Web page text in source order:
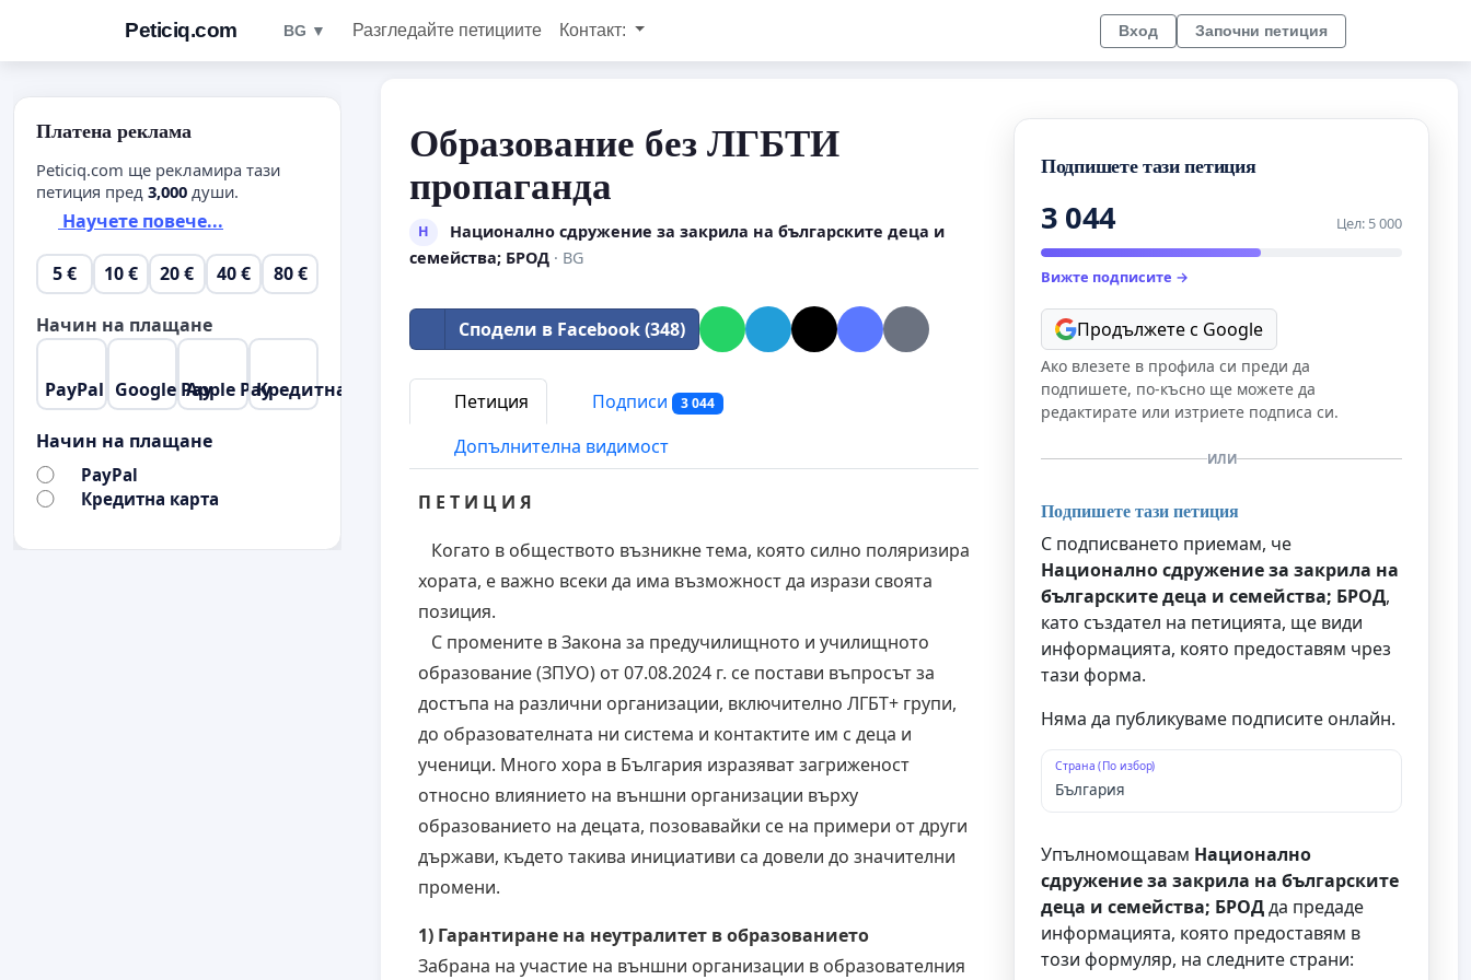
Peticiq.com BG ▼ Разгледайте петициите Контакт: Вход Започни петиция
Образование без ЛГБТИ
пропаганда
Н
Национално сдружение за закрила на българските деца и
семейства; БРОД · BG
Сподели в Facebook (348)
Петиция Подписи 3 044
Допълнителна видимост
П Е Т И Ц И Я
Когато в обществото възникне тема, която силно поляризира
хората, е важно всеки да има възможност да изрази своята
позиция.
С промените в Закона за предучилищното и училищното
образование (ЗПУО) от 07.08.2024 г. се постави въпросът за
достъпа на различни организации, включително ЛГБТ+ групи,
до образователната ни система и контактите им с деца и
ученици. Много хора в България изразяват загриженост
относно влиянието на външни организации върху
образованието на децата, позовавайки се на примери от други
държави, където такива инициативи са довели до значителни
промени.
1) Гарантиране на неутралитет в образованието
Забрана на участие на външни организации в образователния
Подпишете тази петиция
3 044 Цел: 5 000
Вижте подписите →
Продължете с Google
Ако влезете в профила си преди да
подпишете, по-късно ще можете да
редактирате или изтриете подписа си.
ИЛИ
Подпишете тази петиция
С подписването приемам, че
Национално сдружение за закрила на
българските деца и семейства; БРОД,
като създател на петицията, ще види
информацията, която предоставям чрез
тази форма.
Няма да публикуваме подписите онлайн.
Страна (По избор)
Упълномощавам Национално
сдружение за закрила на българските
деца и семейства; БРОДда предаде
информацията, която предоставям в
този формуляр, на следните страни:
Платена реклама
Peticiq.com ще рекламира тази
петиция пред 3,000 души.
Научете повече...
5 € 10 € 20 € 40 € 80 €
Начин на плащане
PayPal Google PayApple PayКредитна карта
Начин на плащане
PayPal
Кредитна карта